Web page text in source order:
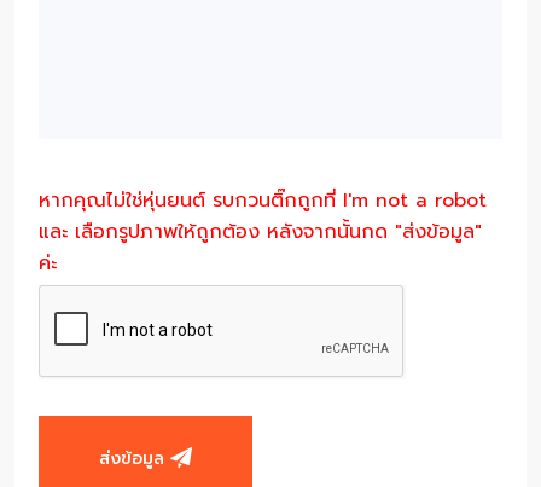
หากคุณไม่ใช่หุ่นยนต์ รบกวนติ๊กถูกที่ I'm not a robot
และ เลือกรูปภาพให้ถูกต้อง หลังจากนั้นกด "ส่งข้อมูล"
ค่ะ
ส่งข้อมูล